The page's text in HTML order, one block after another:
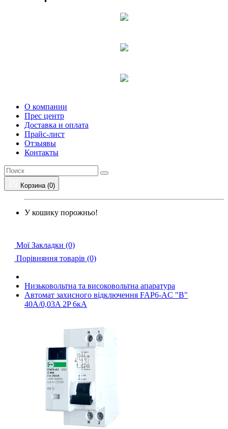
О компании
Прес центр
Доставка и оплата
Прайс-лист
Отзыявы
Контакты
Корзина (0)
У кошику порожньо!
Мої Закладки (0)
Порівняння товарів (0)
Низьковольтна та високовольтна апаратура
Автомат захисного відключення FAP6-AC "B"
40А/0,03A 2P 6кА